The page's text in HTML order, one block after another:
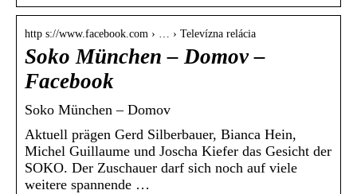
http s://www.facebook.com › … › Televízna relácia
Soko München – Domov –
Facebook
Soko München – Domov
Aktuell prägen Gerd Silberbauer, Bianca Hein,
Michel Guillaume und Joscha Kiefer das Gesicht der
SOKO. Der Zuschauer darf sich noch auf viele
weitere spannende …